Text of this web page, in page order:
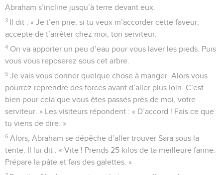
Abraham s’incline jusqu’à terre devant eux.
3 Il dit : « Je t’en prie, si tu veux m’accorder cette faveur,
accepte de t’arrêter chez moi, ton serviteur.
4 On va apporter un peu d’eau pour vous laver les pieds. Puis
vous vous reposerez sous cet arbre.
5 Je vais vous donner quelque chose à manger. Alors vous
pourrez reprendre des forces avant d’aller plus loin. C’est
bien pour cela que vous êtes passés près de moi, votre
serviteur. » Les visiteurs répondent : « D’accord ! Fais ce que
tu viens de dire. »
6 Alors, Abraham se dépêche d’aller trouver Sara sous la
tente. Il lui dit : « Vite ! Prends 25 kilos de ta meilleure farine.
Prépare la pâte et fais des galettes. »